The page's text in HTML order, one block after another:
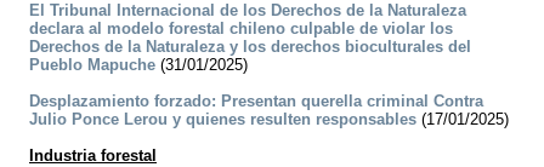
El Tribunal Internacional de los Derechos de la Naturaleza
declara al modelo forestal chileno culpable de violar los
Derechos de la Naturaleza y los derechos bioculturales del
Pueblo Mapuche (31/01/2025)
Desplazamiento forzado: Presentan querella criminal Contra
Julio Ponce Lerou y quienes resulten responsables (17/01/2025)
Industria forestal